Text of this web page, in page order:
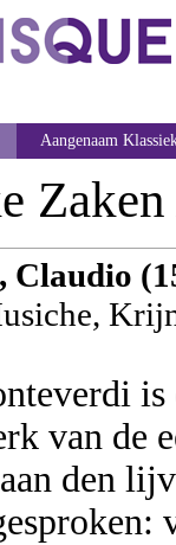
Aangenaam
is
van de
den